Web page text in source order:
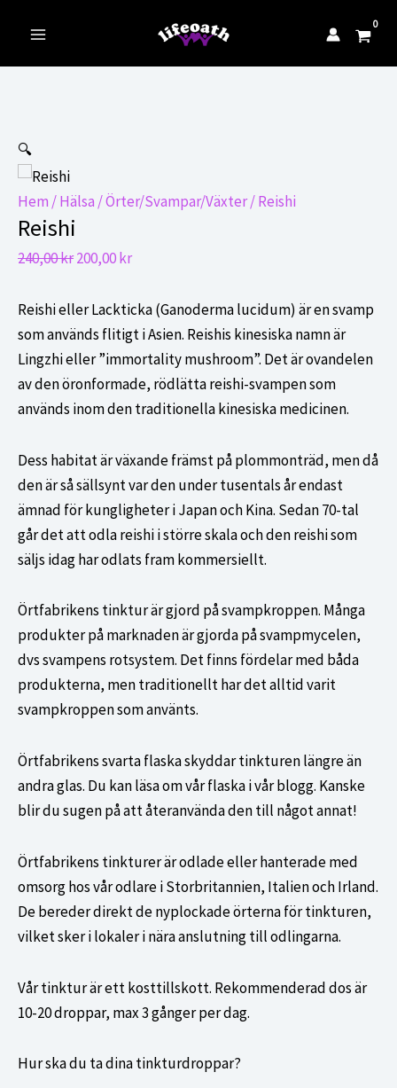
🔍
Hem /Hälsa /Örter/Svampar/Växter/ Reishi
Reishi
240,00krDet
priset
var:
240,00 kr.
200,00krDet
priset
är:
200,00 kr.
Reishi eller Lackticka (Ganoderma lucidum) är en svamp
som används flitigt i Asien. Reishis kinesiska namn är
Lingzhi eller ”immortality mushroom”. Det är ovandelen
av den öronformade, rödlätta reishi-svampen som
används inom den traditionella kinesiska medicinen.
Dess habitat är växande främst på plommonträd, men då
den är så sällsynt var den under tusentals år endast
ämnad för kungligheter i Japan och Kina. Sedan 70-tal
går det att odla reishi i större skala och den reishi som
säljs idag har odlats fram kommersiellt.
Örtfabrikens tinktur är gjord på svampkroppen. Många
produkter på marknaden är gjorda på svampmycelen,
dvs svampens rotsystem. Det finns fördelar med båda
produkterna, men traditionellt har det alltid varit
svampkroppen som använts.
Örtfabrikens svarta flaska skyddar tinkturen längre än
andra glas. Du kan läsa om vår flaska i vår blogg. Kanske
blir du sugen på att återanvända den till något annat!
Örtfabrikens tinkturer är odlade eller hanterade med
omsorg hos vår odlare i Storbritannien, Italien och Irland.
De bereder direkt de nyplockade örterna för tinkturen,
vilket sker i lokaler i nära anslutning till odlingarna.
Vår tinktur är ett kosttillskott. Rekommenderad dos är
10-20 droppar, max 3 gånger per dag.
Hur ska du ta dina tinkturdroppar?